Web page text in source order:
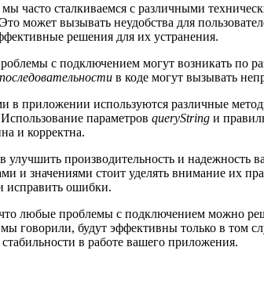
часто сталкиваемся с различными
может вызывать неудобства для
решения для их устранения.
с подключением могут возникать по
последовательности в коде могут вызывать
в приложении используются различные
параметров queryString и
и корректна.
улучшить производительность и
и значениями стоит уделять внимание их
исправить ошибки.
любые проблемы с подключением можно
говорили, будут эффективны только в том
в работе вашего приложения.